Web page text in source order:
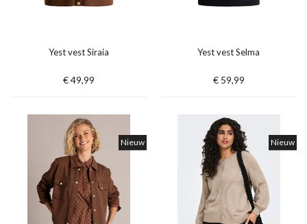
Yest vest Siraia
€ 49,99
Yest vest Selma
€ 59,99
Nieuw Nieuw